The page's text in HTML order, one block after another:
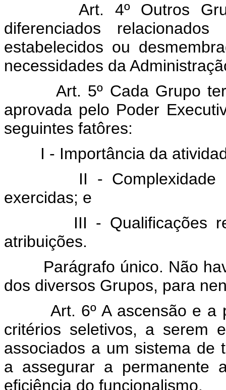
Art. 4º Outros
diferenciados
estabelecidos ou
necessidades da
Art. 5º Cada Grupo
aprovada pelo Poder
seguintes fatôres:
I - Importância da
II - Complexidade
exercidas; e
III - Qualificações
atribuições.
Parágrafo único. Não
dos diversos Grupos, para
Art. 6º A ascensão e a
critérios seletivos, a serem
associados a um sistema de
a assegurar a permanente
eficiência do funcionalismo.